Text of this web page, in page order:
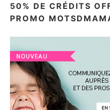
50% DE CRÉDITS
PROMO